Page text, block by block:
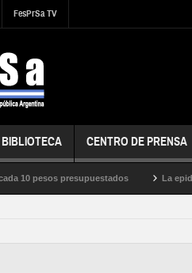
FesPrSa TV
BIBLIOTECA CENTRO DE PRENSA
presupuestados La epidemia de